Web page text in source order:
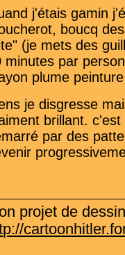
j'étais gamin
boucq
(je mets des
minutes par
plume
je disgresse
brillant.
par des
projet de